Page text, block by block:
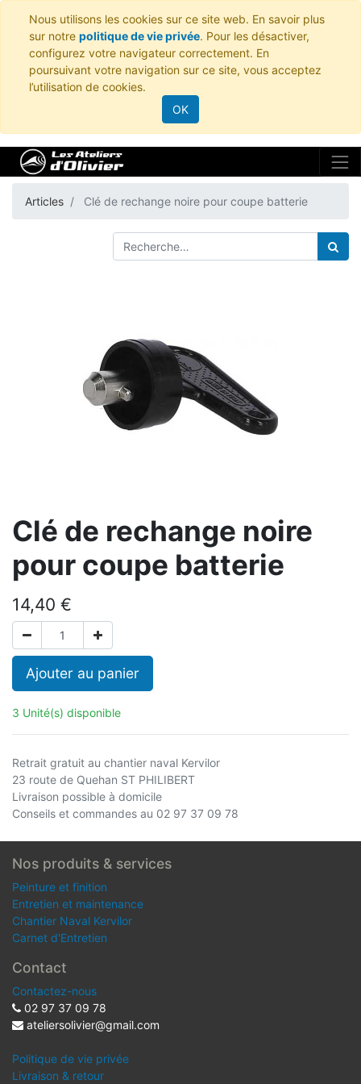
Nous utilisons les cookies sur ce site web. En savoir plus
sur notre politique de vie privée. Pour les désactiver,
configurez votre navigateur correctement. En
poursuivant votre navigation sur ce site, vous acceptez
l’utilisation de cookies.
OK
Articles Clé de rechange noire pour coupe batterie
Clé de rechange noire
pour coupe batterie
14,40 €
Ajouter au panier
3 Unité(s) disponible
Retrait gratuit au chantier naval Kervilor
23 route de Quehan ST PHILIBERT
Livraison possible à domicile
Conseils et commandes au 02 97 37 09 78
Nos produits & services
Peinture et finition
Entretien et maintenance
Chantier Naval Kervilor
Carnet d'Entretien
Contact
Contactez-nous
02 97 37 09 78
ateliersolivier@gmail.com
Politique de vie privée
Livraison & retour